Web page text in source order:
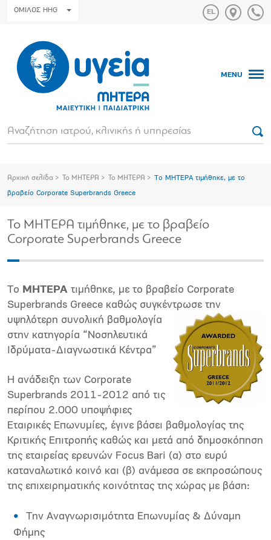
ΟΜΙΛΟΣ HHG
MENU
Αρχική σελίδα Το ΜΗΤΕΡΑ Το ΜΗΤΕΡΑ Το ΜΗΤΕΡΑ τιμήθηκε, με το
βραβείο Corporate Superbrands Greece
Το ΜΗΤΕΡΑ τιμήθηκε, με το βραβείο
Corporate Superbrands Greece
Το ΜΗΤΕΡΑ τιμήθηκε, με το βραβείο Corporate
Superbrands Greece καθώς συγκέντρωσε την
υψηλότερη συνολική βαθμολογία
στην κατηγορία “Νοσηλευτικά
Ιδρύματα-Διαγνωστικά Κέντρα”
Η ανάδειξη των Corporate
Superbrands 2011-2012 από τις
περίπου 2.000 υποψήφιες
Εταιρικές Επωνυμίες, έγινε βάσει βαθμολογίας της
Κριτικής Επιτροπής καθώς και μετά από δημοσκόπηση
της εταιρείας ερευνών Focus Bari (α) στο ευρύ
καταναλωτικό κοινό και (β) ανάμεσα σε εκπροσώπους
της επιχειρηματικής κοινότητας της χώρας με βάση:
Την Αναγνωρισιμότητα Επωνυμίας & Δύναμη
Φήμης